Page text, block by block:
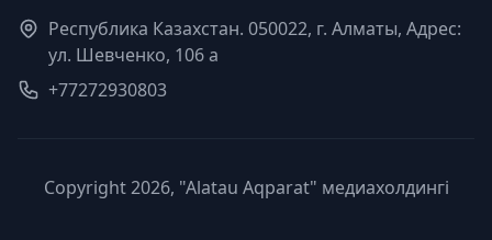
Республика Казахстан. 050022, г. Алматы, Адрес:
ул. Шевченко, 106 а
+77272930803
Copyright 2026, "Alatau Aqparat" медиахолдингі